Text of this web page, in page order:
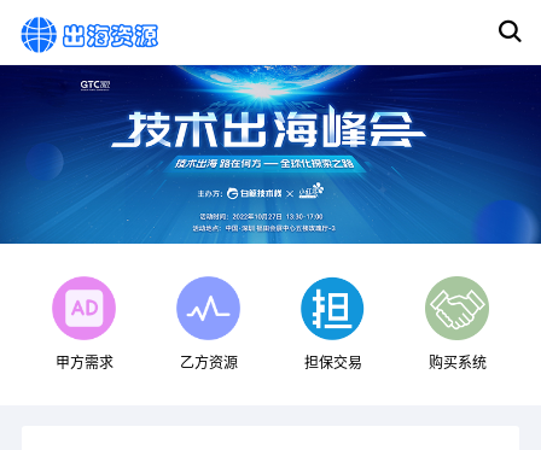
甲方需求 乙方资源 担保交易 购买系统